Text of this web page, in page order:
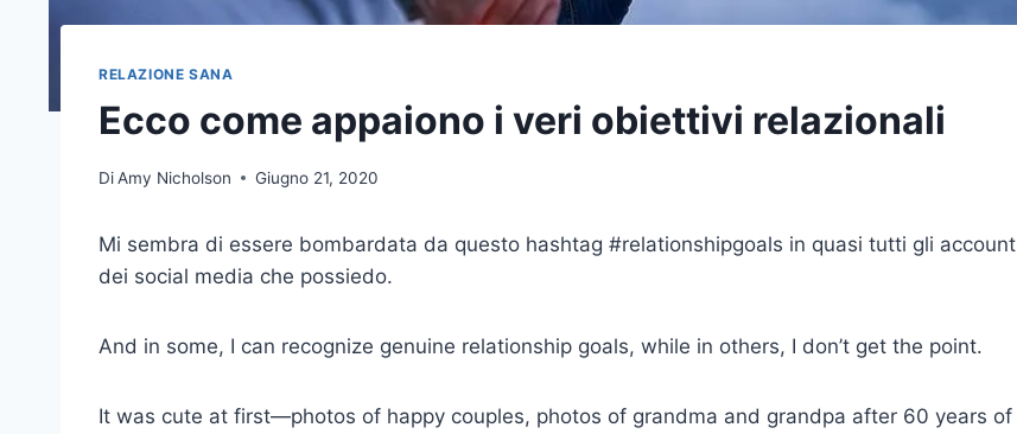
RELAZIONE SANA
Ecco come appaiono i veri obiettivi relazionali
DiAmy Nicholson Giugno 21, 2020
Mi sembra di essere bombardata da questo hashtag #relationshipgoals in quasi tutti gli account
dei social media che possiedo.
And in some, I can recognize genuine relationship goals, while in others, I don’t get the point.
It was cute at first—photos of happy couples, photos of grandma and grandpa after 60 years of